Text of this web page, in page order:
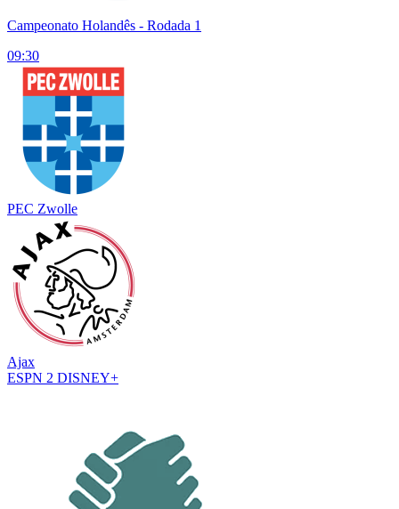
Campeonato Holandês - Rodada 1
09:30
PEC Zwolle
Ajax
ESPN 2 DISNEY+